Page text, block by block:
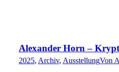
Alexander Horn –
2025, Archiv, AusstellungVon